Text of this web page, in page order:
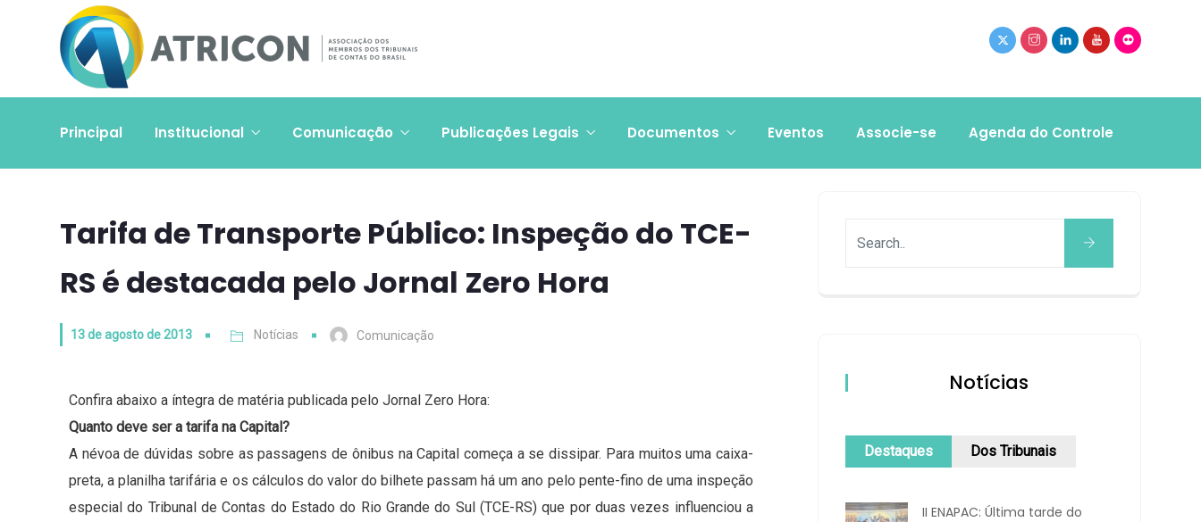
Principal Institucional Comunicação Publicações Legais Documentos Eventos Associe-se Agenda do Controle
Tarifa de Transporte Público: Inspeção do TCE-
RS é destacada pelo Jornal Zero Hora
13 de agosto de 2013 Notícias Comunicação
Confira abaixo a íntegra de matéria publicada pelo Jornal Zero Hora:
Quanto deve ser a tarifa na Capital?
A névoa de dúvidas sobre as passagens de ônibus na Capital começa a se dissipar. Para muitos uma caixa-
preta, a planilha tarifária e os cálculos do valor do bilhete passam há um ano pelo pente-fino de uma inspeção
especial do Tribunal de Contas do Estado do Rio Grande do Sul (TCE-RS) que por duas vezes influenciou a
Notícias
Destaques Dos Tribunais
II ENAPAC: Última tarde do